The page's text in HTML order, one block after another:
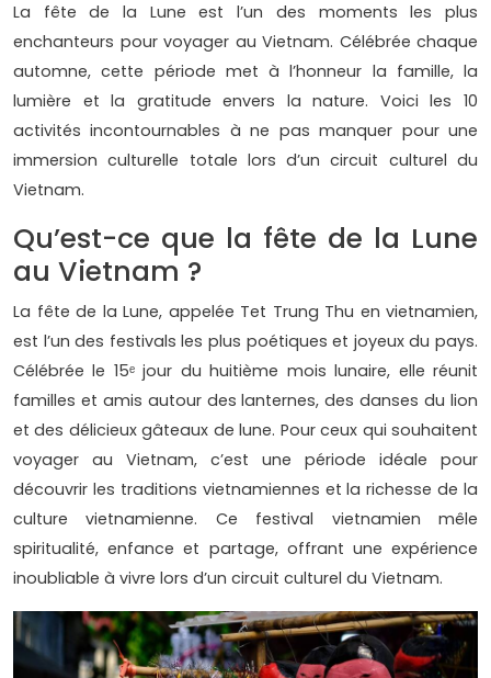
La fête de la Lune est l’un des moments les plus
enchanteurs pour voyager au Vietnam. Célébrée chaque
automne, cette période met à l’honneur la famille, la
lumière et la gratitude envers la nature. Voici les 10
activités incontournables à ne pas manquer pour une
immersion culturelle totale lors d’un circuit culturel du
Vietnam.
Qu’est-ce que la fête de la Lune
au Vietnam ?
La fête de la Lune, appelée Tet Trung Thu en vietnamien,
est l’un des festivals les plus poétiques et joyeux du pays.
Célébrée le 15ᵉ jour du huitième mois lunaire, elle réunit
familles et amis autour des lanternes, des danses du lion
et des délicieux gâteaux de lune. Pour ceux qui souhaitent
voyager au Vietnam, c’est une période idéale pour
découvrir les traditions vietnamiennes et la richesse de la
culture vietnamienne. Ce festival vietnamien mêle
spiritualité, enfance et partage, offrant une expérience
inoubliable à vivre lors d’un circuit culturel du Vietnam.